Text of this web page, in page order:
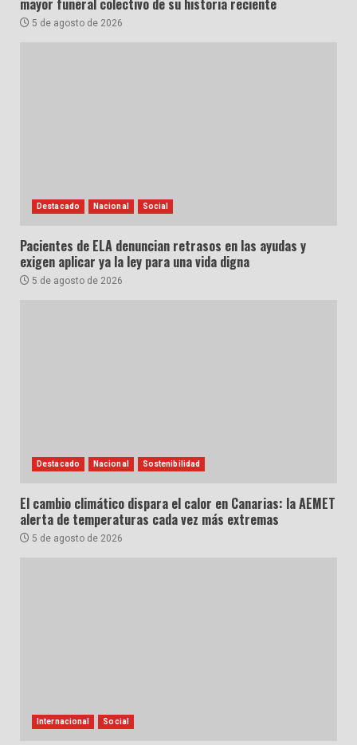
mayor funeral colectivo de su historia reciente
5 de agosto de 2026
Destacado Nacional Social
Pacientes de ELA denuncian retrasos en las ayudas y
exigen aplicar ya la ley para una vida digna
5 de agosto de 2026
Destacado Nacional Sostenibilidad
El cambio climático dispara el calor en Canarias: la AEMET
alerta de temperaturas cada vez más extremas
5 de agosto de 2026
Internacional Social